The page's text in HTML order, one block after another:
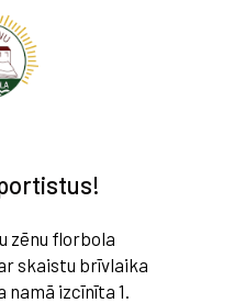
zēnu florbola
skaistu brīvlaika
namā izcīnīta 1.